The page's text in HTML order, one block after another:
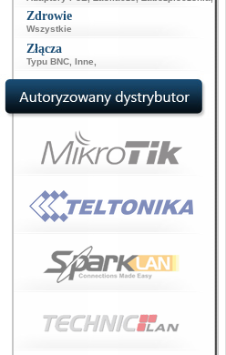
Zdrowie
Wszystkie
Złącza
Typu BNC Inne